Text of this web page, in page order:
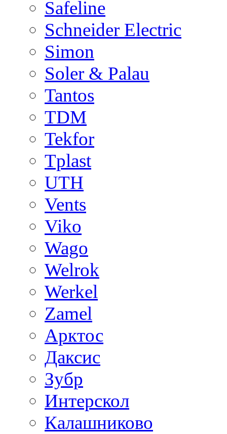
Safeline
Schneider Electric
Simon
Soler & Palau
Tantos
TDM
Tekfor
Tplast
UTH
Vents
Viko
Wago
Welrok
Werkel
Zamel
Арктос
Даксис
Зубр
Интерскол
Калашниково